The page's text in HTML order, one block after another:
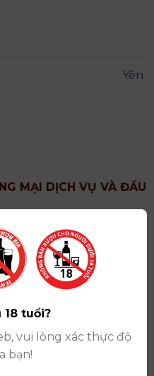
Yên
MẠI DỊCH VỤ VÀ ĐẦU
Phố Hà Nội
Phường Ngọc Hà,
Sở Tài Chính Thành
07/05/2008,đăng ký
2025
số : 529/GP-BCT do Bộ
2022
18 tuổi?
vui lòng xác thực độ
bạn!